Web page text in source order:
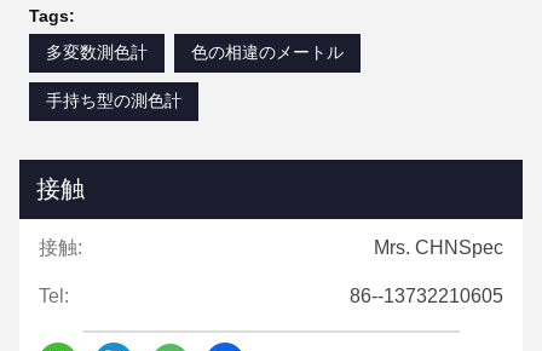
Tags:
多変数測色計
色の相違のメートル
手持ち型の測色計
接触
接触: Mrs. CHNSpec
Tel: 86--13732210605